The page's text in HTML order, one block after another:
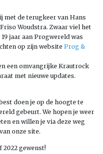
met de terugkeer van Hans
Woudstra. Zwaar viel het
jaar aan Progwereld was
op zijn website Prog &
een omvangrijke Krautrock
met nieuwe updates.
doen je op de hoogte te
gebeurt. We hopen je weer
en willen je via deze weg
onze site.
2022 gewenst!